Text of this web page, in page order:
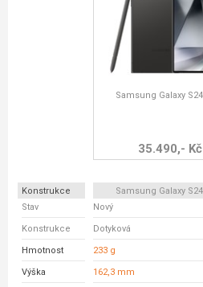
Samsung Galaxy
35.490,- Kč
Konstrukce Samsung Galaxy
Stav
Nový
Konstrukce Dotyková
Hmotnost 233 g
Výška 162,3 mm